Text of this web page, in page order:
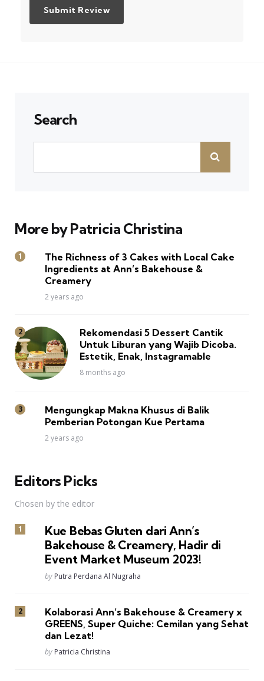
Search
More by Patricia Christina
The Richness of 3 Cakes with Local Cake
Ingredients at Ann’s Bakehouse &
Creamery
2 years ago
Rekomendasi 5 Dessert Cantik
Untuk Liburan yang Wajib Dicoba.
Estetik, Enak, Instagramable
8 months ago
Mengungkap Makna Khusus di Balik
Pemberian Potongan Kue Pertama
2 years ago
Editors Picks
Chosen by the editor
Kue Bebas Gluten dari Ann’s
Bakehouse & Creamery, Hadir di
Event Market Museum 2023!
Posted
by Putra Perdana Al Nugraha
Kolaborasi Ann’s Bakehouse & Creamery x
GREENS, Super Quiche: Cemilan yang Sehat
dan Lezat!
Posted
by Patricia Christina